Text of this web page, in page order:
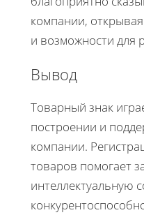
компании,
и возможности для
Вывод
Товарный знак
построении и
компании.
товаров помогает
интеллектуальную